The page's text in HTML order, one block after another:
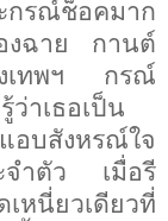
กรณ์ช็อคมาก
งฉาย
กานต์
เทพฯ
กรณ์
ว่าเธอเป็น
อบสังหรณ์ใจ
จำตัว
เมื่อรี
หนี่ยวเดียวที่